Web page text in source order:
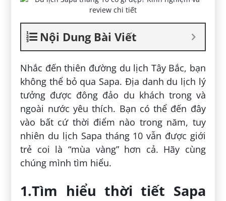
Nội Dung Bài Viết
Nhắc đến thiên đường du lịch Tây Bắc, bạn
không thể bỏ qua Sapa. Địa danh du lịch lý
tưởng được đông đảo du khách trong và
ngoài nước yêu thích. Bạn có thể đến đây
vào bất cứ thời điểm nào trong năm, tuy
nhiên du lịch Sapa tháng 10 vẫn được giới
trẻ coi là “mùa vàng” hơn cả. Hãy cùng
chúng mình tìm hiểu.
1.Tìm hiểu thời tiết Sapa